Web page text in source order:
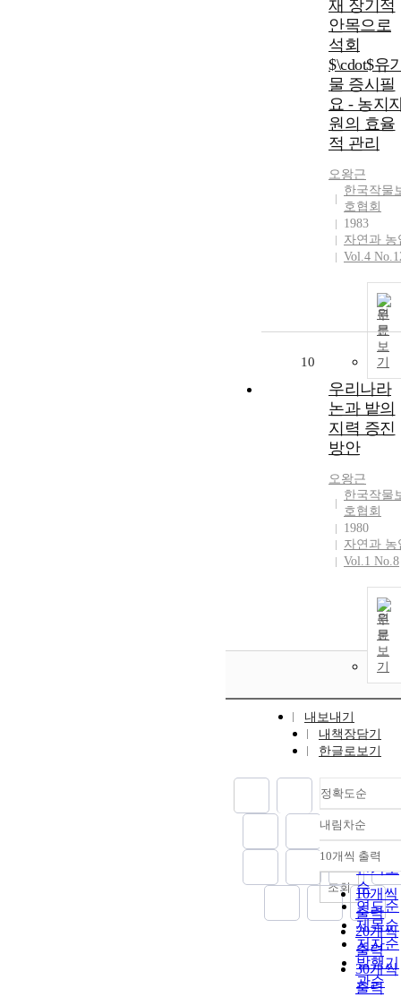
재 장기적
안목으로
석회
$\cdot$유
물 증시필
요 - 농지
원의 효율
적 관리
오왕근
한국작물
호협회
1983
자연과 농
Vol.4
원
문
보
기
10
우리나라
논과 밭의
지력 증진
방안
오왕근
한국작물
호협회
1980
자연과 농
Vol.1 No.8
원
문
보
기
내보내기
내책장담기
한글로보기
정확도순
정확도
순
인기도
순
연도순
제목순
저자순
발행기
관순
내림차순
내림
10개씩 출력
10개씩
출력
20개씩
출력
30개씩
출력
조회